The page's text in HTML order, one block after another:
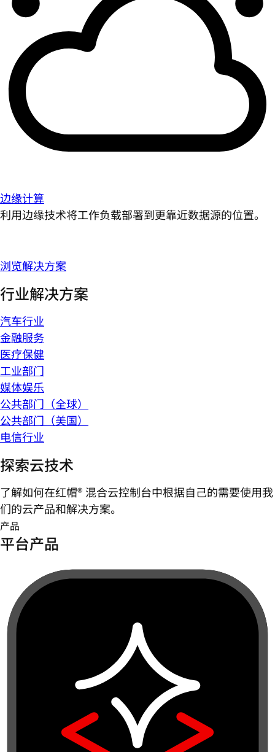
边缘计算
利用边缘技术将工作负载部署到更靠近数据源的位置。
浏览解决方案
行业解决方案
汽车行业
金融服务
医疗保健
工业部门
媒体娱乐
公共部门（全球）
公共部门（美国）
电信行业
探索云技术
了解如何在红帽® 混合云控制台中根据自己的需要使用我
们的云产品和解决方案。
产品
平台产品